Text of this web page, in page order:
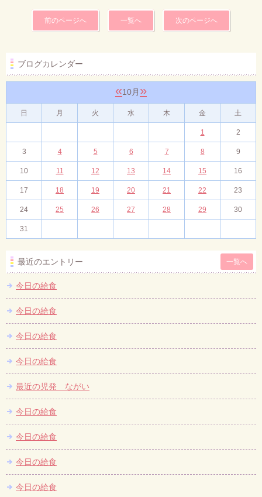
前のページへ 一覧へ 次のページへ
ブログカレンダー
«10月 »
日 月 火 水 木 金 土
1 2
3 4 5 6 7 8 9
10 11 12 13 14 15 16
17 18 19 20 21 22 23
24 25 26 27 28 29 30
31
最近のエントリー 一覧へ
今日の給食
今日の給食
今日の給食
今日の給食
最近の児発 ながい
今日の給食
今日の給食
今日の給食
今日の給食